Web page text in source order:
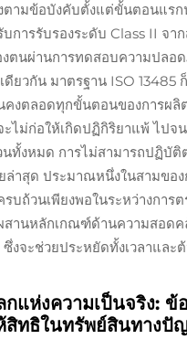
ตามข้อบังคับตั้งแต่ขั้นตอนแร
การรับรองระดับ Class II จ
นผ่านการทดสอบความปลอด
ยวกัน มาตรฐาน ISO 13485
ตลอดทุกขั้นตอนของการผลิ
ะไม่ก่อให้เกิดปฏิกิริยาแพ้ ไป
ทั้งหมด การไม่สามารถปฏิบั
ล่าสุด ประมาณหนึ่งในสามขอ
รบถ้วนเพียงพอในระหว่างกา
สานหลักเกณฑ์ด้านความสอด
งจะช่วยประหยัดทั้งเวลาแล
แห่งความเป็นจริง:
สิทธิในทรัพย์สินทางปั